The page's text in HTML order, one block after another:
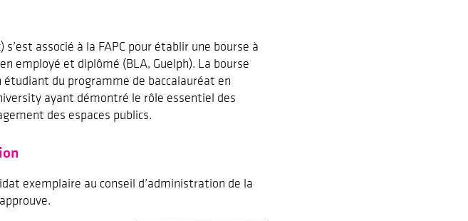
associé à la FAPC pour établir une bourse à
employé et diplômé (BLA, Guelph). La bourse
étudiant du programme de baccalauréat en
ayant démontré le rôle essentiel des
des espaces publics.
exemplaire au conseil d’administration de la